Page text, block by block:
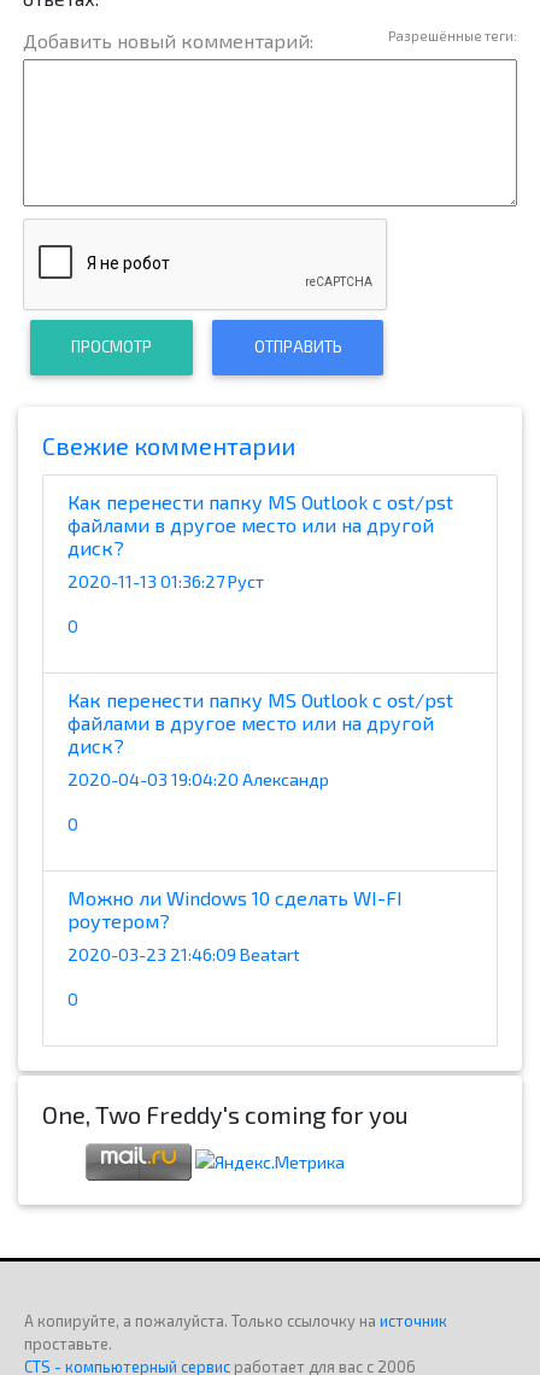
Разрешённые теги:
Добавить новый комментарий:
ПРОСМОТР ОТПРАВИТЬ
Cвежие комментарии
Как перенести папку MS Outlook с ost/pst
файлами в другое место или на другой
диск?
2020-11-13 01:36:27 Руст
0
Как перенести папку MS Outlook с ost/pst
файлами в другое место или на другой
диск?
2020-04-03 19:04:20 Александр
0
Можно ли Windows 10 сделать WI-FI
роутером?
2020-03-23 21:46:09 Beatart
0
One, Two Freddy's coming for you
А копируйте, а пожалуйста. Только ссылочку на источник
проставьте.
CTS - компьютерный сервис работает для вас с 2006